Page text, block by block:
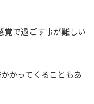
覚で過ごす事が難しい
かかってくることもあ